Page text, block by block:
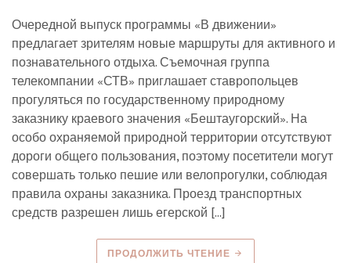
Очередной выпуск программы «В движении»
предлагает зрителям новые маршруты для активного и
познавательного отдыха. Съемочная группа
телекомпании «СТВ» приглашает ставропольцев
прогуляться по государственному природному
заказнику краевого значения «Бештаугорский». На
особо охраняемой природной территории отсутствуют
дороги общего пользования, поэтому посетители могут
совершать только пешие или велопрогулки, соблюдая
правила охраны заказника. Проезд транспортных
средств разрешен лишь егерской […]
ПРОДОЛЖИТЬ ЧТЕНИЕ